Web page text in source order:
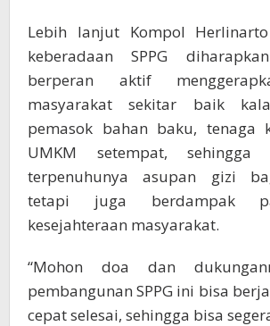
Lebih lanjut Kompol Herlinarto
keberadaan SPPG
berperan aktif
masyarakat sekitar baik
pemasok bahan baku, tenaga
UMKM setempat,
terpenuhunya asupan gizi
tetapi juga berdampak
kesejahteraan masyarakat.
“Mohon doa dan
pembangunan SPPG ini bisa
cepat selesai, sehingga bisa